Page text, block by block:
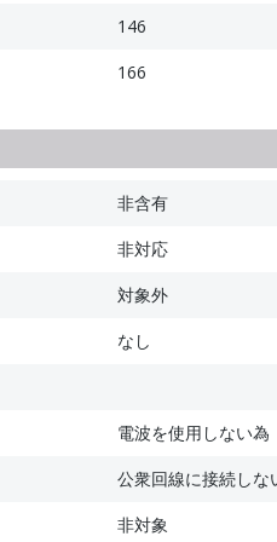
146
166
非含有
非対応
対象外
なし
電波を使用しない為
公衆回線に接続しな
非対象